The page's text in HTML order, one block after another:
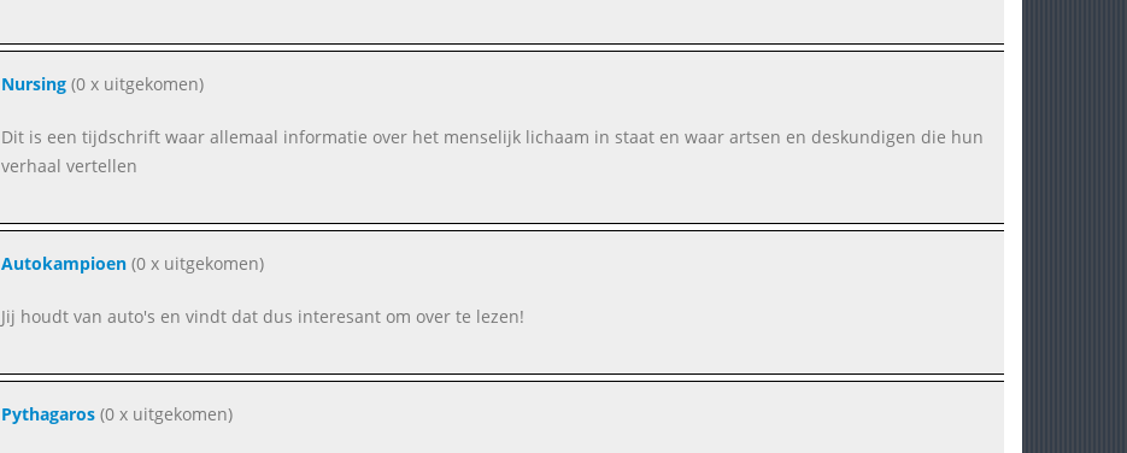
Nursing(0 x uitgekomen)
Dit is een tijdschrift waar allemaal informatie over het menselijk lichaam in staat en waar artsen en deskundigen die hun
verhaal vertellen
Autokampioen(0 x uitgekomen)
Jij houdt van auto's en vindt dat dus interesant om over te lezen!
Pythagaros(0 x uitgekomen)